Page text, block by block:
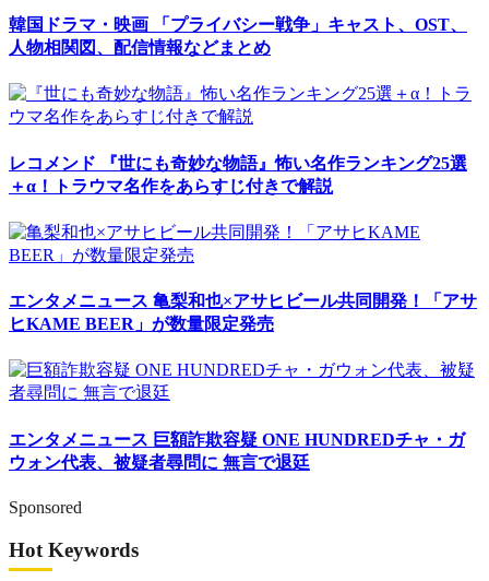
韓国ドラマ・映画 「プライバシー戦争」キャスト、OST、
人物相関図、配信情報などまとめ
レコメンド 『世にも奇妙な物語』怖い名作ランキング25選
＋α！トラウマ名作をあらすじ付きで解説
エンタメニュース 亀梨和也×アサヒビール共同開発！「アサ
ヒKAME BEER」が数量限定発売
エンタメニュース 巨額詐欺容疑 ONE HUNDREDチャ・ガ
ウォン代表、被疑者尋問に 無言で退廷
Sponsored
Hot Keywords